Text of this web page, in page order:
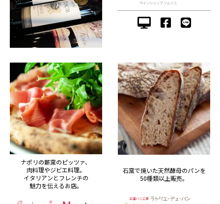
ナポリの薪窯のピッツァ、
肉料理やジビエ料理。
イタリアンとフレンチの
魅力を伝えるお店。
石窯で焼いた天然酵母のパンを
50種類以上販売。